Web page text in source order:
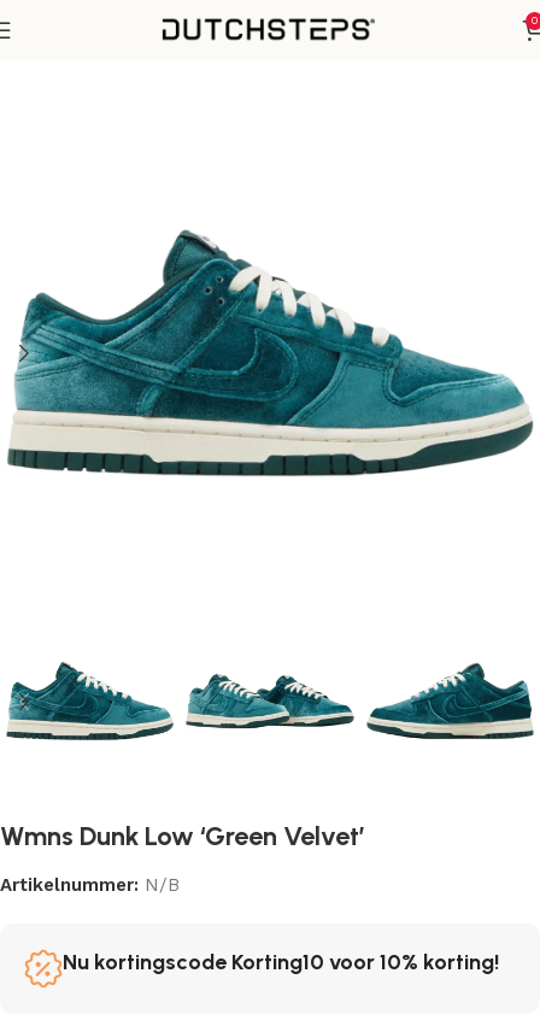
0
Wmns Dunk Low ‘Green Velvet’
Artikelnummer: N/B
Nu kortingscode Korting10 voor 10% korting!